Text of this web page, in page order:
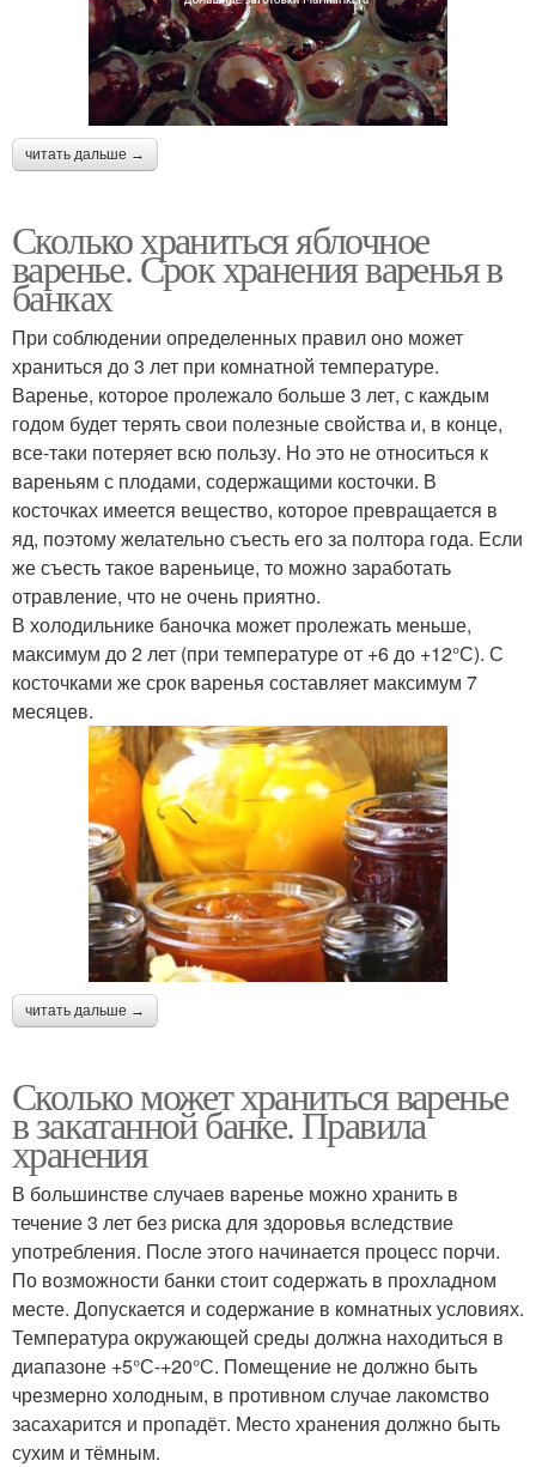
читать дальше →
Сколько храниться яблочное
варенье. Срок хранения варенья в
банках
При соблюдении определенных правил оно может
храниться до 3 лет при комнатной температуре.
Варенье, которое пролежало больше 3 лет, с каждым
годом будет терять свои полезные свойства и, в конце,
все-таки потеряет всю пользу. Но это не относиться к
вареньям с плодами, содержащими косточки. В
косточках имеется вещество, которое превращается в
яд, поэтому желательно съесть его за полтора года. Если
же съесть такое вареньице, то можно заработать
отравление, что не очень приятно.
В холодильнике баночка может пролежать меньше,
максимум до 2 лет (при температуре от +6 до +12°С). С
косточками же срок варенья составляет максимум 7
месяцев.
читать дальше →
Сколько может храниться варенье
в закатанной банке. Правила
хранения
В большинстве случаев варенье можно хранить в
течение 3 лет без риска для здоровья вследствие
употребления. После этого начинается процесс порчи.
По возможности банки стоит содержать в прохладном
месте. Допускается и содержание в комнатных условиях.
Температура окружающей среды должна находиться в
диапазоне +5°С-+20°С. Помещение не должно быть
чрезмерно холодным, в противном случае лакомство
засахарится и пропадёт. Место хранения должно быть
сухим и тёмным.